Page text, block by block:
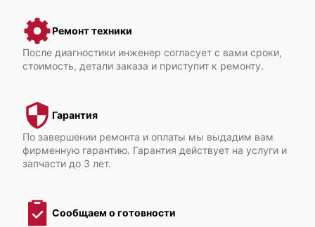
Ремонт техники
После диагностики инженер согласует с вами сроки,
стоимость, детали заказа и приступит к ремонту.
Гарантия
По завершении ремонта и оплаты мы выдадим вам
фирменную гарантию. Гарантия действует на услуги и
запчасти до 3 лет.
Сообщаем о готовности